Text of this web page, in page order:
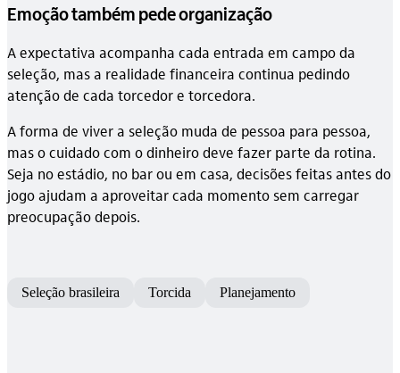
Emoção também pede organização
A expectativa acompanha cada entrada em campo da
seleção, mas a realidade financeira continua pedindo
atenção de cada torcedor e torcedora.
A forma de viver a seleção muda de pessoa para pessoa,
mas o cuidado com o dinheiro deve fazer parte da rotina.
Seja no estádio, no bar ou em casa, decisões feitas antes do
jogo ajudam a aproveitar cada momento sem carregar
preocupação depois.
Seleção brasileira Torcida Planejamento